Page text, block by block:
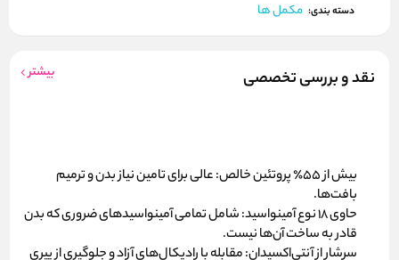
دسته بندی: مکمل ها
نقد و بررسی تخصصی بیشتر
بیش از ۵۵٪ پروتئین خالص:
عالی برای تامین نیاز بدن و ترمیم
بافت‌ها.
حاوی ۱۸ نوع آمینواسید:
شامل تمامی آمینواسیدهای ضروری که بدن
قادر به ساخت آن‌ها نیست.
سرشار از آنتی‌اکسیدان:مقابله با رادیکال‌های آزاد و جلوگیری از پیری